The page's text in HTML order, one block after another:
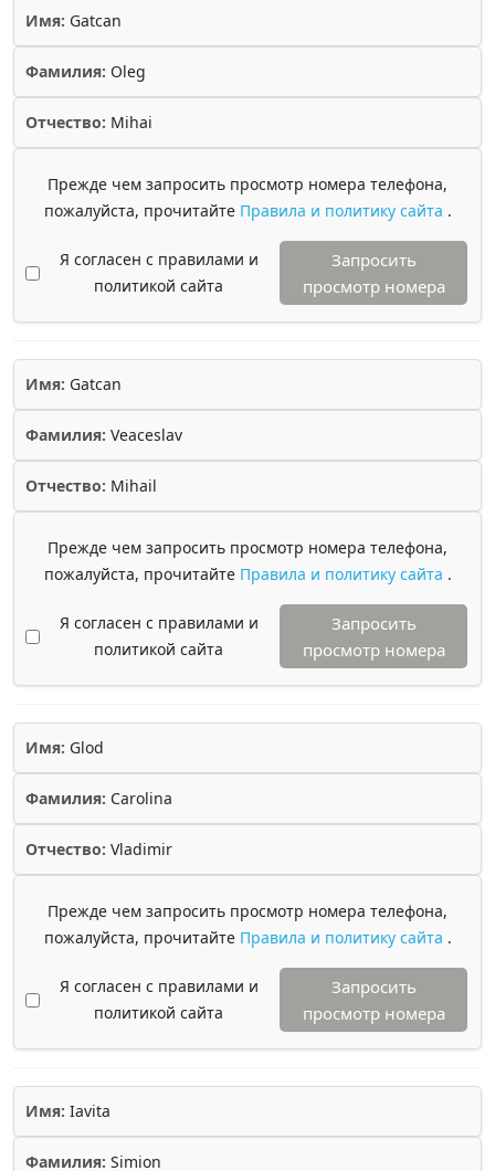
Имя: Gatcan
Фамилия: Oleg
Отчество: Mihai
Прежде чем запросить просмотр номера телефона,
пожалуйста, прочитайте Правила и политику сайта .
Я согласен с правилами и
политикой сайта
Запросить
просмотр номера
Имя: Gatcan
Фамилия: Veaceslav
Отчество: Mihail
Прежде чем запросить просмотр номера телефона,
пожалуйста, прочитайте Правила и политику сайта .
Я согласен с правилами и
политикой сайта
Запросить
просмотр номера
Имя: Glod
Фамилия: Carolina
Отчество: Vladimir
Прежде чем запросить просмотр номера телефона,
пожалуйста, прочитайте Правила и политику сайта .
Я согласен с правилами и
политикой сайта
Запросить
просмотр номера
Имя: Iavita
Фамилия: Simion